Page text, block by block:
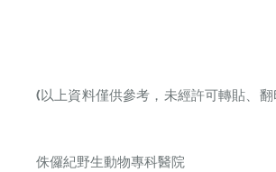
(以上資料僅供參考，未經許可轉貼、翻
侏儸紀野生動物專科醫院